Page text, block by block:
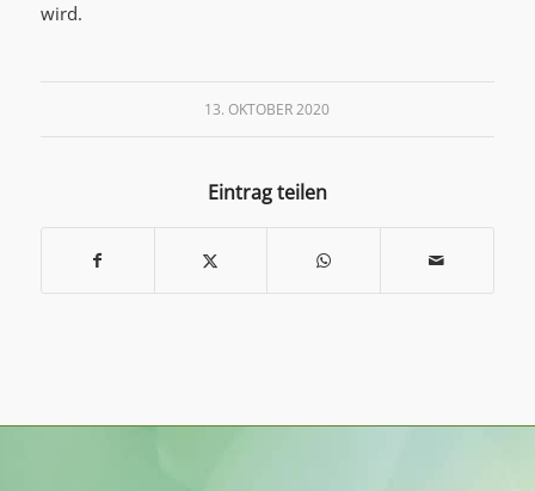
wird.
13. OKTOBER 2020
Eintrag teilen